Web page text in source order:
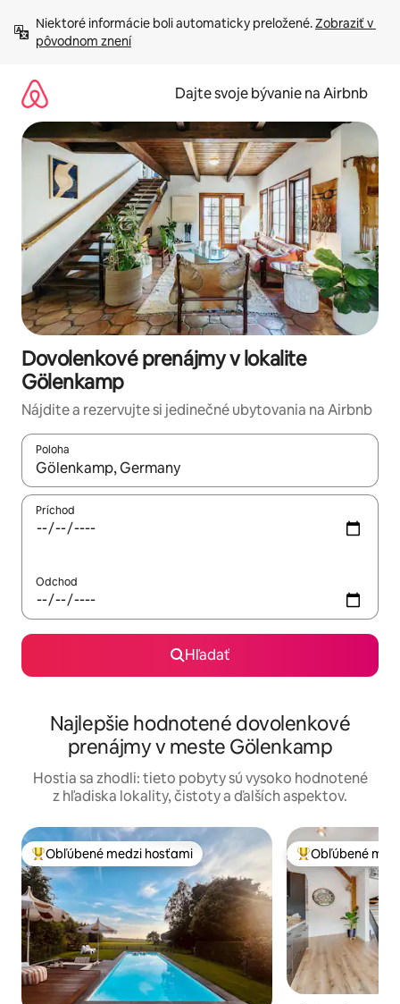
obsah.
Niektoré informácie boli automaticky preložené. Zobraziť v
pôvodnom znení
Dajte svoje bývanie na Airbnb
Dovolenkové prenájmy v lokalite
Gölenkamp
Nájdite a rezervujte si jedinečné ubytovania na Airbnb
Poloha
Keď budú výsledky k dispozícii, môžete si ich prechádzať
Príchod
Odchod
Hľadať
Najlepšie hodnotené dovolenkové
prenájmy v meste Gölenkamp
Hostia sa zhodli: tieto pobyty sú vysoko hodnotené
z hľadiska lokality, čistoty a ďalších aspektov.
Najobľúbenejšie medzi hosťami
Obľúbené medzi hosťami Najobľúbenejšie
Obľúbené